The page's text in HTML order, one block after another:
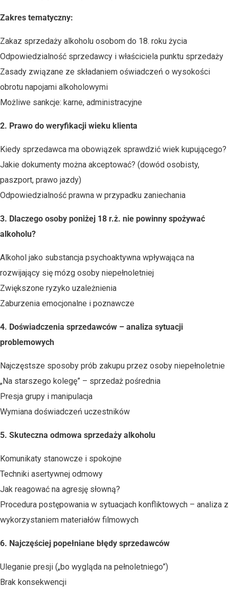
Zakres tematyczny:
Zakaz sprzedaży alkoholu osobom do 18. roku życia
Odpowiedzialność sprzedawcy i właściciela punktu sprzedaży
Zasady związane ze składaniem oświadczeń o wysokości
obrotu napojami alkoholowymi
Możliwe sankcje: karne, administracyjne
2. Prawo do weryfikacji wieku klienta
Kiedy sprzedawca ma obowiązek sprawdzić wiek kupującego?
Jakie dokumenty można akceptować? (dowód osobisty,
paszport, prawo jazdy)
Odpowiedzialność prawna w przypadku zaniechania
3. Dlaczego osoby poniżej 18 r.ż. nie powinny spożywać
alkoholu?
Alkohol jako substancja psychoaktywna wpływająca na
rozwijający się mózg osoby niepełnoletniej
Zwiększone ryzyko uzależnienia
Zaburzenia emocjonalne i poznawcze
4. Doświadczenia sprzedawców – analiza sytuacji
problemowych
Najczęstsze sposoby prób zakupu przez osoby niepełnoletnie
„Na starszego kolegę” – sprzedaż pośrednia
Presja grupy i manipulacja
Wymiana doświadczeń uczestników
5. Skuteczna odmowa sprzedaży alkoholu
Komunikaty stanowcze i spokojne
Techniki asertywnej odmowy
Jak reagować na agresję słowną?
Procedura postępowania w sytuacjach konfliktowych – analiza z
wykorzystaniem materiałów filmowych
6. Najczęściej popełniane błędy sprzedawców
Uleganie presji („bo wygląda na pełnoletniego”)
Brak konsekwencji